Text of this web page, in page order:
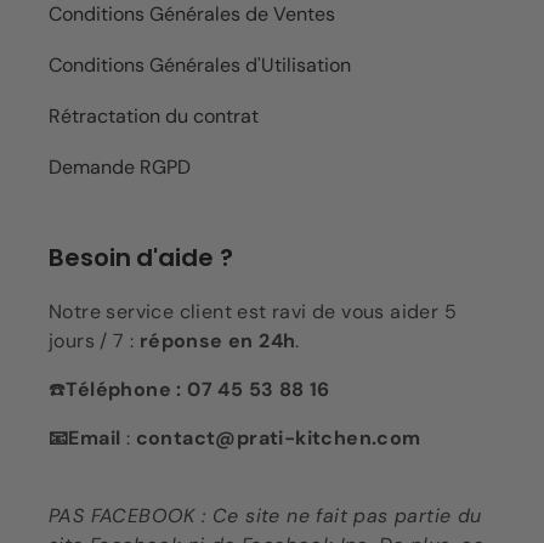
Conditions Générales de Ventes
Conditions Générales d'Utilisation
Rétractation du contrat
Demande RGPD
Besoin d'aide ?
Notre service client est ravi de vous aider 5
jours / 7 : réponse en 24h.
☎️Téléphone : 07 45 53 88 16
📧Email : contact@prati-kitchen.com
PAS FACEBOOK : Ce site ne fait pas partie du